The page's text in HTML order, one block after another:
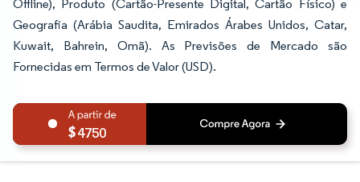
Offline), Produto (Cartão-Presente Digital, Cartão Físico) e
Geografia (Arábia Saudita, Emirados Árabes Unidos, Catar,
Kuwait, Bahrein, Omã). As Previsões de Mercado são
Fornecidas em Termos de Valor (USD).
4750